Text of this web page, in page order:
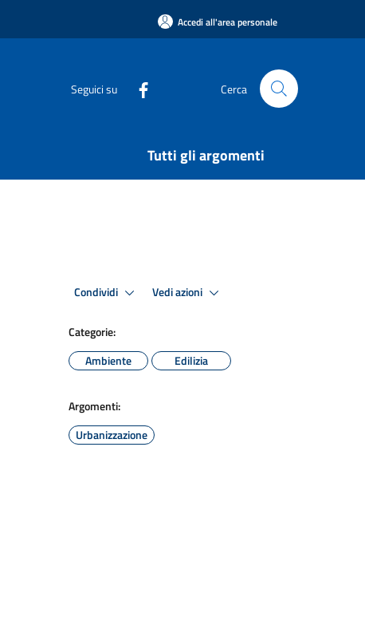
Accedi all'area personale
Seguici su Cerca
Tutti gli argomenti
Condividi Vedi azioni
Categorie:
Ambiente
Edilizia
Argomenti:
Urbanizzazione